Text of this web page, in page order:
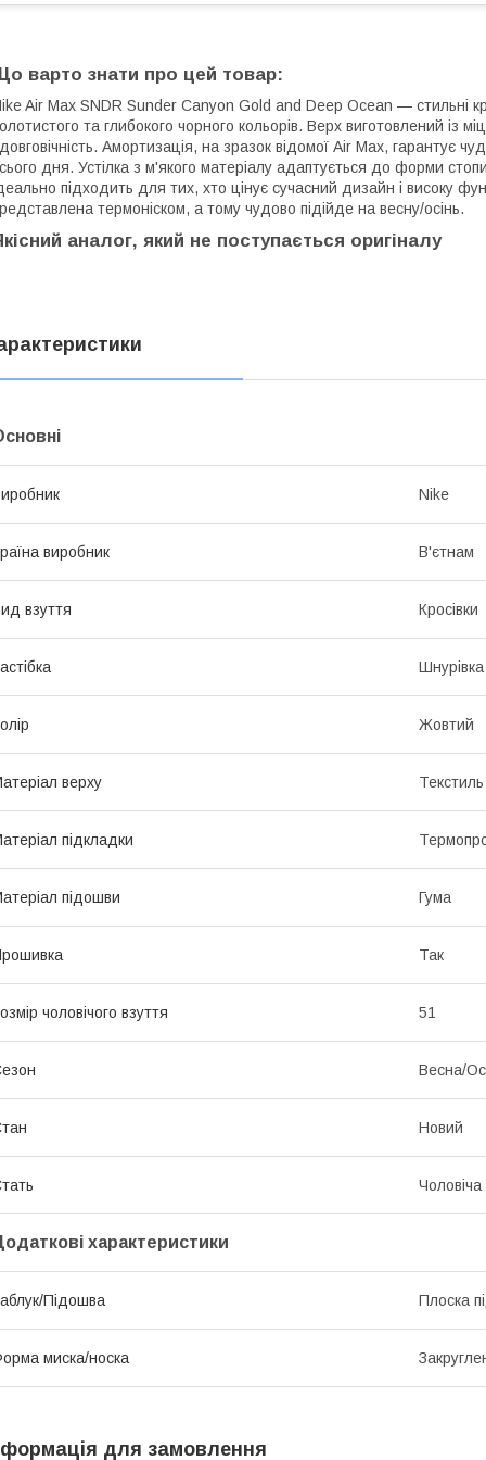
варто знати про цей товар:
Air Max SNDR Sunder Canyon Gold and Deep Ocean — стильні
та глибокого чорного кольорів. Верх виготовлений із
довговічність. Амортизація, на зразок відомої Air Max, гарантує
дня. Устілка з м'якого матеріалу адаптується до форми
підходить для тих, хто цінує сучасний дизайн і високу
термоніском, а тому чудово підійде на весну/осінь.
аналог, який не поступається оригіналу
Nike
виробник В'єтнам
взуття Кросівки
Шнурівка
Жовтий
верху Текстиль
підкладки
підошви Гума
Так
чоловічого взуття 51
Весна/
Новий
Чоловіча
характеристики
Підошва Плоска
миска/носка
для замовлення